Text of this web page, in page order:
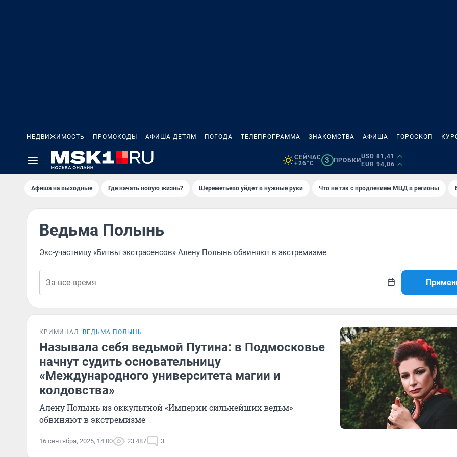
НЕДВИЖИМОСТЬ ПРОМОКОДЫ АФИША ДЕТЯМ ПОГОДА ТЕЛЕПРОГРАММА ЗНАКОМСТВА АФИША ГОРОСКОП
СЕЙЧАС
+26°C
3 ПРОБКИ
USD 81,41
EUR 94,06
Афиша на выходные Где начать новую жизнь? Шереметьево уйдет в нужные руки Что не так с продлением МЦД в регионы
Ведьма Полынь
Экс-участницу «Битвы экстрасенсов» Алену Полынь обвиняют в экстремизме
КРИМИНАЛ ВЕДЬМА ПОЛЫНЬ
Называла себя ведьмой Путина: в Подмосковье
начнут судить основательницу
«Международного университета магии и
колдовства»
Алену Полынь из оккультной «Империи сильнейших ведьм»
обвиняют в экстремизме
16 сентября, 2025, 14:00 23 487 3